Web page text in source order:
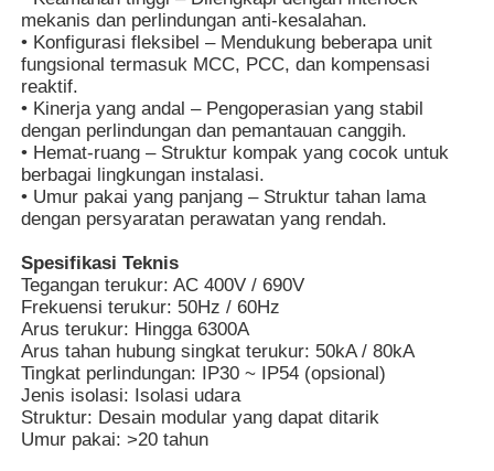
Rumah
Produk
mekanis dan perlindungan anti-kesalahan.
• Konfigurasi fleksibel – Mendukung beberapa unit
fungsional termasuk MCC, PCC, dan kompensasi
reaktif.
• Kinerja yang andal – Pengoperasian yang stabil
dengan perlindungan dan pemantauan canggih.
• Hemat-ruang – Struktur kompak yang cocok untuk
berbagai lingkungan instalasi.
• Umur pakai yang panjang – Struktur tahan lama
dengan persyaratan perawatan yang rendah.
Spesifikasi Teknis
Tegangan terukur: AC 400V / 690V
Frekuensi terukur: 50Hz / 60Hz
Arus terukur: Hingga 6300A
Arus tahan hubung singkat terukur: 50kA / 80kA
Tingkat perlindungan: IP30 ~ IP54 (opsional)
Jenis isolasi: Isolasi udara
Struktur: Desain modular yang dapat ditarik
Umur pakai: >20 tahun